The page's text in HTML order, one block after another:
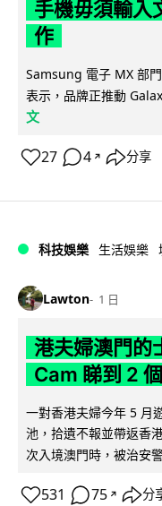
手機毋須輸入
作
Samsung 電子 MX 部
表示，品牌正推動
文
27 4 ↗ 分享
科技娛樂 生活娛樂
Lawton 1 日
港夫婦澳門的
Cam 睇到 2
一對香港夫婦今年 5 月
池，拾遺不報並帶返香
次入境澳門時，被治安
531 75 ↗ 分